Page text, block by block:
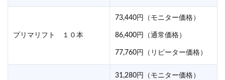
プリマリフト １０本
73,440円（モニター価格）
86,400円（通常価格）
77,760円（リピーター価格）
31,280円（モニター価格）